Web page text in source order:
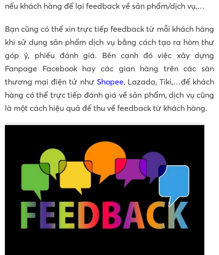
nếu khách hàng để lại feedback về sản phẩm/dịch vụ,…
Bạn cũng có thể xin trực tiếp feedback từ mỗi khách hàng
khi sử dụng sản phẩm dịch vụ bằng cách tạo ra hòm thư
góp ý, phiếu đánh giá. Bên cạnh đó việc xây dựng
Fanpage Facebook hay các gian hàng trên các sàn
thương mại điện tử như Shopee, Lazada, Tiki,…để khách
hàng có thể trực tiếp đánh giá về sản phẩm, dịch vụ cũng
là một cách hiệu quả để thu về feedback từ khách hàng.